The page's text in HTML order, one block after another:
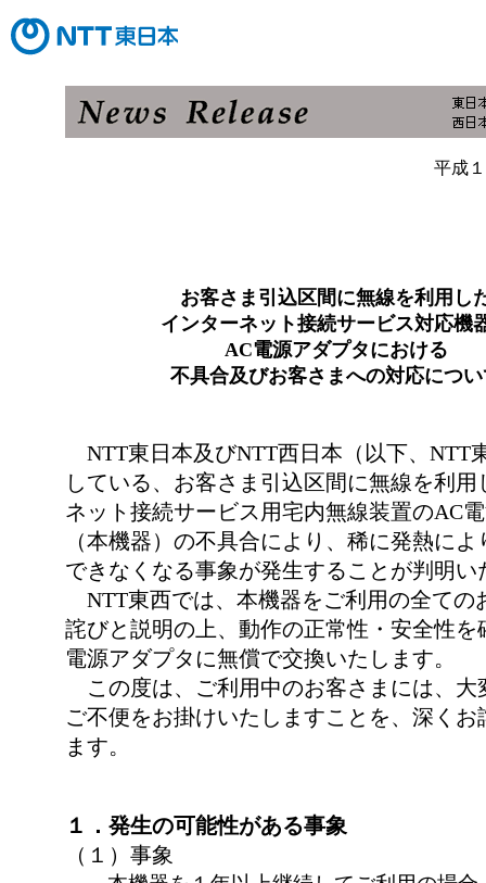
平成
お客さま引込区間に無線を利用し
インターネット接続サービス対応機
AC電源アダプタにおける
不具合及びお客さまへの対応につ
NTT東日本及びNTT西日本（以下、NTT
している、お客さま引込区間に無線を利用
ネット接続サービス用宅内無線装置のAC
（本機器）の不具合により、稀に発熱に
できなくなる事象が発生することが判明い
NTT東西では、本機器をご利用の全ての
詫びと説明の上、動作の正常性・安全性を
電源アダプタに無償で交換いたします。
この度は、ご利用中のお客さまには、大
ご不便をお掛けいたしますことを、深くお
ます。
１．発生の可能性がある事象
（１）事象